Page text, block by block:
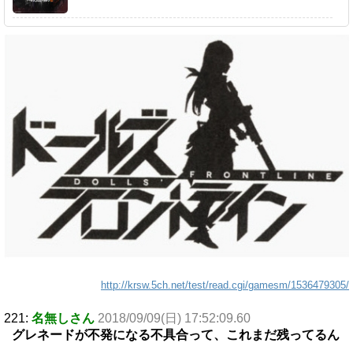
http://krsw.5ch.net/test/read.cgi/gamesm/1536479305/
221: 名無しさん 2018/09/09(日) 17:52:09.60
グレネードが不発になる不具合って、これまだ残ってるん